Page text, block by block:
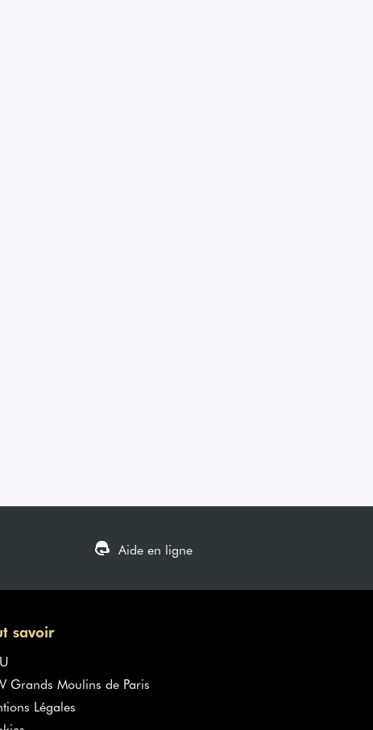
Aide en ligne
savoir
Grands Moulins de Paris
Légales